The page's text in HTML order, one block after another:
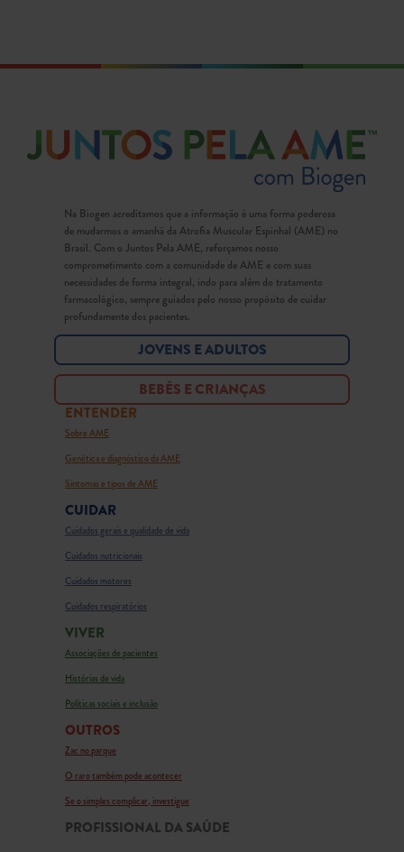
Na Biogen acreditamos que a informação é uma forma poderosa
de mudarmos o amanhã da Atrofia Muscular Espinhal (AME) no
Brasil. Com o Juntos Pela AME, reforçamos nosso
comprometimento com a comunidade de AME e com suas
necessidades de forma integral, indo para além do tratamento
farmacológico, sempre guiados pelo nosso propósito de cuidar
profundamente dos pacientes.
JOVENS E ADULTOS
BEBÊS E CRIANÇAS
ENTENDER
Sobre AME
Genética e diagnóstico da AME
Sintomas e tipos de AME
CUIDAR
Cuidados gerais e qualidade de vida
Cuidados nutricionais
Cuidados motores
Cuidados respiratórios
VIVER
Associações de pacientes
Histórias de vida
Políticas sociais e inclusão
OUTROS
Zac no parque
O raro também pode acontecer
Se o simples complicar, investigue
PROFISSIONAL DA SAÚDE